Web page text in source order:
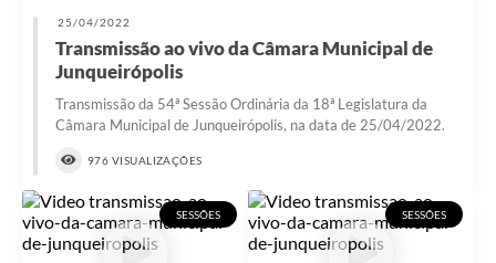
Lei Geral de Proteção de Dados (LGPD)
Governo Digital
Plano Estratégico
Ouvidoria Legislativa
SIC / e-SIC
FAQ (Perguntas Frequentes)
25/04/2022
Transmissão ao vivo da Câmara Municipal de
Junqueirópolis
Transmissão da 54ª Sessão Ordinária da 18ª Legislatura da
Câmara Municipal de Junqueirópolis, na data de 25/04/2022.
976 VISUALIZAÇÕES
SESSÕES SESSÕES